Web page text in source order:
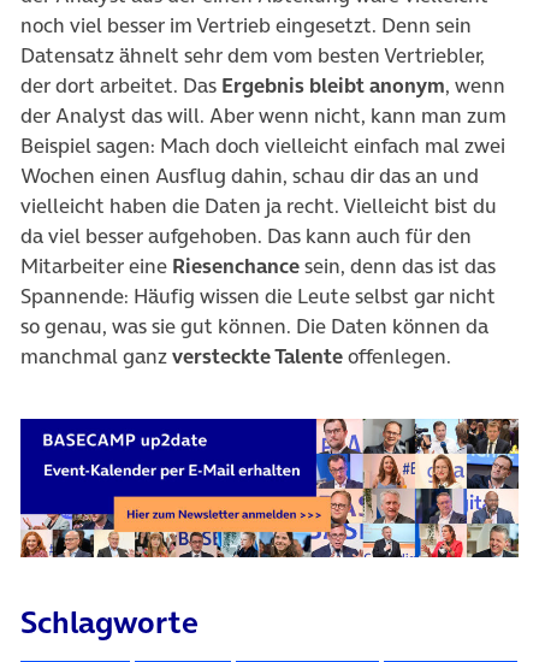
noch viel besser im Vertrieb eingesetzt. Denn sein
Datensatz ähnelt sehr dem vom besten Vertriebler,
der dort arbeitet. Das Ergebnis bleibt anonym, wenn
der Analyst das will. Aber wenn nicht, kann man zum
Beispiel sagen: Mach doch vielleicht einfach mal zwei
Wochen einen Ausflug dahin, schau dir das an und
vielleicht haben die Daten ja recht. Vielleicht bist du
da viel besser aufgehoben. Das kann auch für den
Mitarbeiter eine Riesenchancesein, denn das ist das
Spannende: Häufig wissen die Leute selbst gar nicht
so genau, was sie gut können. Die Daten können da
manchmal ganzversteckte Talenteoffenlegen.
Schlagworte